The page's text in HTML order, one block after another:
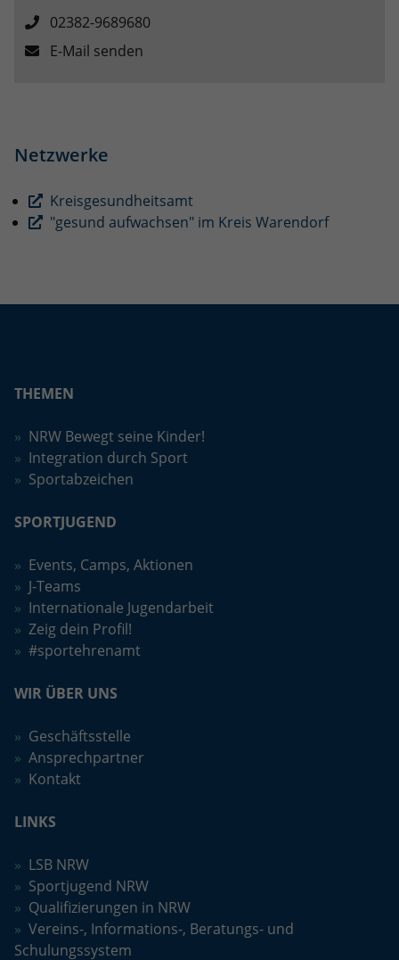
02382-9689680
E-Mail senden
Netzwerke
Kreisgesundheitsamt
"gesund aufwachsen" im Kreis Warendorf
THEMEN
NRW Bewegt seine Kinder!
Integration durch Sport
Sportabzeichen
SPORTJUGEND
Events, Camps, Aktionen
J-Teams
Internationale Jugendarbeit
Zeig dein Profil!
#sportehrenamt
WIR ÜBER UNS
Geschäftsstelle
Ansprechpartner
Kontakt
LINKS
LSB NRW
Sportjugend NRW
Qualifizierungen in NRW
Vereins-, Informations-, Beratungs- und
Schulungssystem